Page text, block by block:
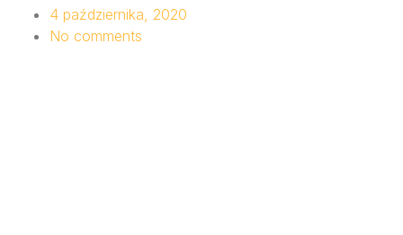
4 października, 2020
No comments